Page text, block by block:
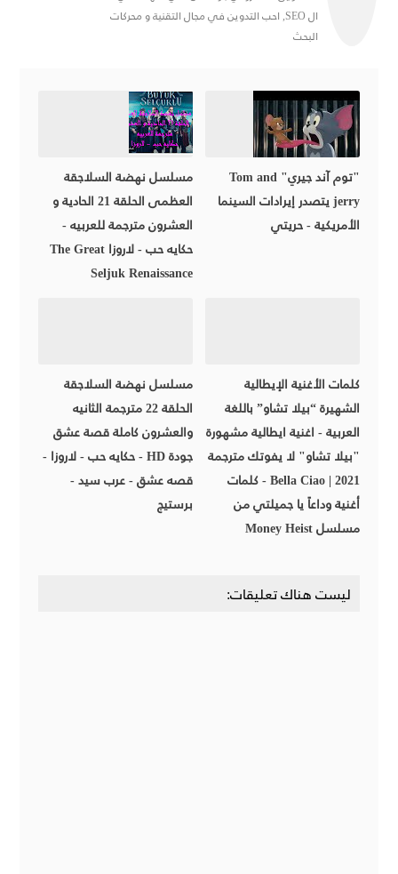
ال SEO, احب التدوين في مجال التقنية و محركات
البحث
مسلسل نهضة السلاجقة
العظمى الحلقة 21 الحادية و
العشرون مترجمة للعربيه -
حكايه حب - لاروزا The Great
Seljuk Renaissance
"توم آند جيري" Tom and
jerry يتصدر إيرادات السينما
الأمريكية - حريتي
مسلسل نهضة السلاجقة
الحلقة 22 مترجمة الثانيه
والعشرون كاملة قصة عشق
جودة HD - حكايه حب - لاروزا -
قصه عشق - عرب سيد -
برستيج
كلمات الأغنية الإيطالية
الشهيرة “بيلا تشاو” باللغة
العربية - اغنية ايطالية مشهورة
"بيلا تشاو" لا يفوتك مترجمة
2021 | Bella Ciao - كلمات
أغنية وداعاً يا جميلتي من
مسلسل Money Heist
ليست هناك تعليقات: